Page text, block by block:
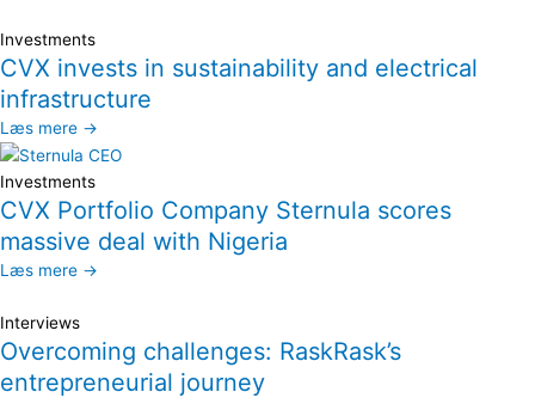
Investments
CVX invests in sustainability and electrical
infrastructure
Læs mere →
Investments
CVX Portfolio Company Sternula scores
massive deal with Nigeria
Læs mere →
Interviews
Overcoming challenges: RaskRask’s
entrepreneurial journey